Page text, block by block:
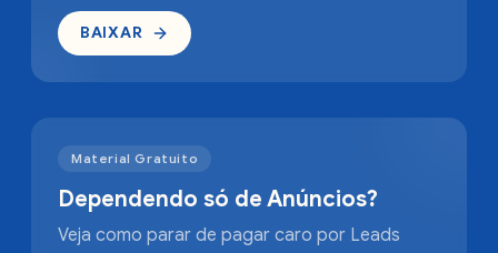
BAIXAR
Material Gratuito
Dependendo só de Anúncios?
Veja como parar de pagar caro por Leads